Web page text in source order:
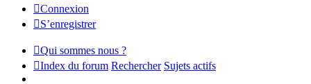
Connexion
S’enregistrer
Qui sommes nous ?
Index du forum Rechercher Sujets actifs